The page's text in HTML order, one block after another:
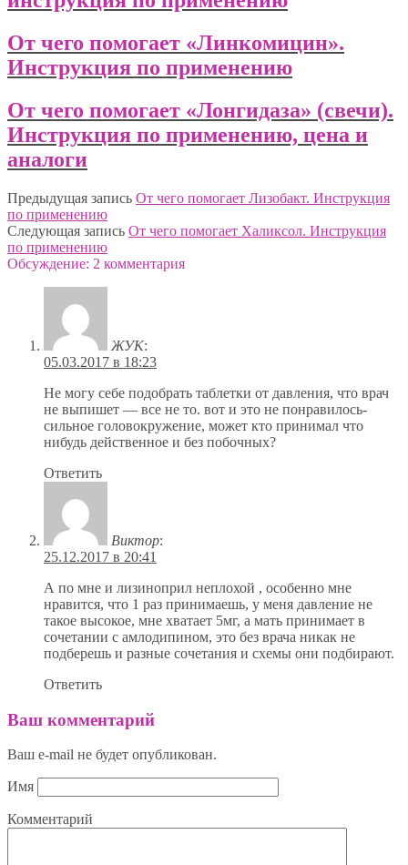
От чего помогает «Линкомицин».
Инструкция по применению
От чего помогает «Лонгидаза» (свечи).
Инструкция по применению, цена и
аналоги
Предыдущая запись От чего помогает Лизобакт. Инструкция
по применению
Следующая запись От чего помогает Халиксол. Инструкция
по применению
Обсуждение: 2 комментария
ЖУК:
05.03.2017 в 18:23
Не могу себе подобрать таблетки от давления, что врач
не выпишет — все не то. вот и это не понравилось-
сильное головокружение, может кто принимал что
нибудь действенное и без побочных?
Ответить
Виктор:
25.12.2017 в 20:41
А по мне и лизиноприл неплохой , особенно мне
нравится, что 1 раз принимаешь, у меня давление не
такое высокое, мне хватает 5мг, а мать принимает в
сочетании с амлодипином, это без врача никак не
подберешь и разные сочетания и схемы они подбирают.
Ответить
Ваш комментарий
Ваш e-mail не будет опубликован.
Имя
Комментарий